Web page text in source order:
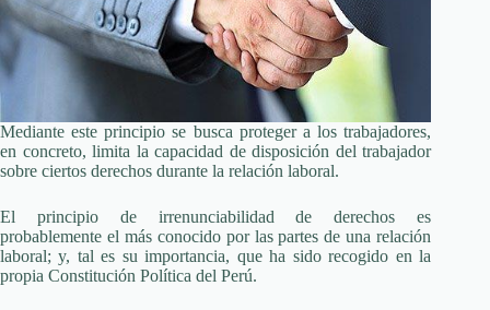
Mediante este principio se busca proteger a los trabajadores,
en concreto, limita la capacidad de disposición del trabajador
sobre ciertos derechos durante la relación laboral.
El principio de irrenunciabilidad de derechos es
probablemente el más conocido por las partes de una relación
laboral; y, tal es su importancia, que ha sido recogido en la
propia Constitución Política del Perú.